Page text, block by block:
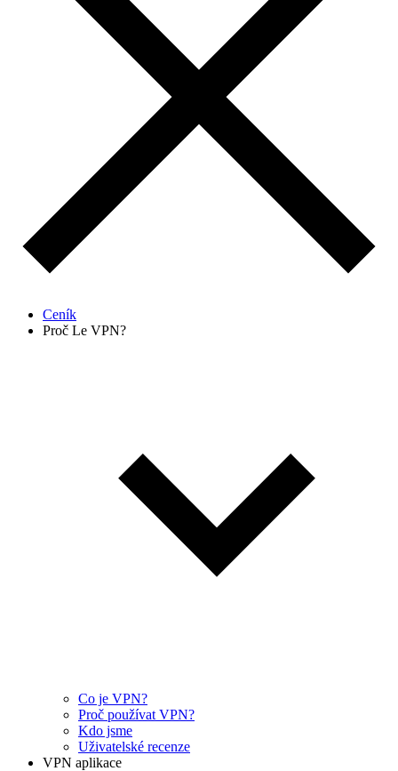
Ceník
Proč Le VPN?
Co je VPN?
Proč používat VPN?
Kdo jsme
Uživatelské recenze
VPN aplikace